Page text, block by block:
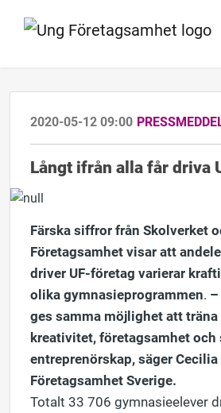
2020-05-12 09:00
Långt ifrån alla får driva
Färska siffror från Skolverket
Företagsamhet visar att
driver UF-företag varierar
olika gymnasieprogrammen. –
ges samma möjlighet att
kreativitet, företagsamhet
entreprenörskap, sägerCecilia
Företagsamhet Sverige.
Totalt 33 706 gymnasieelever